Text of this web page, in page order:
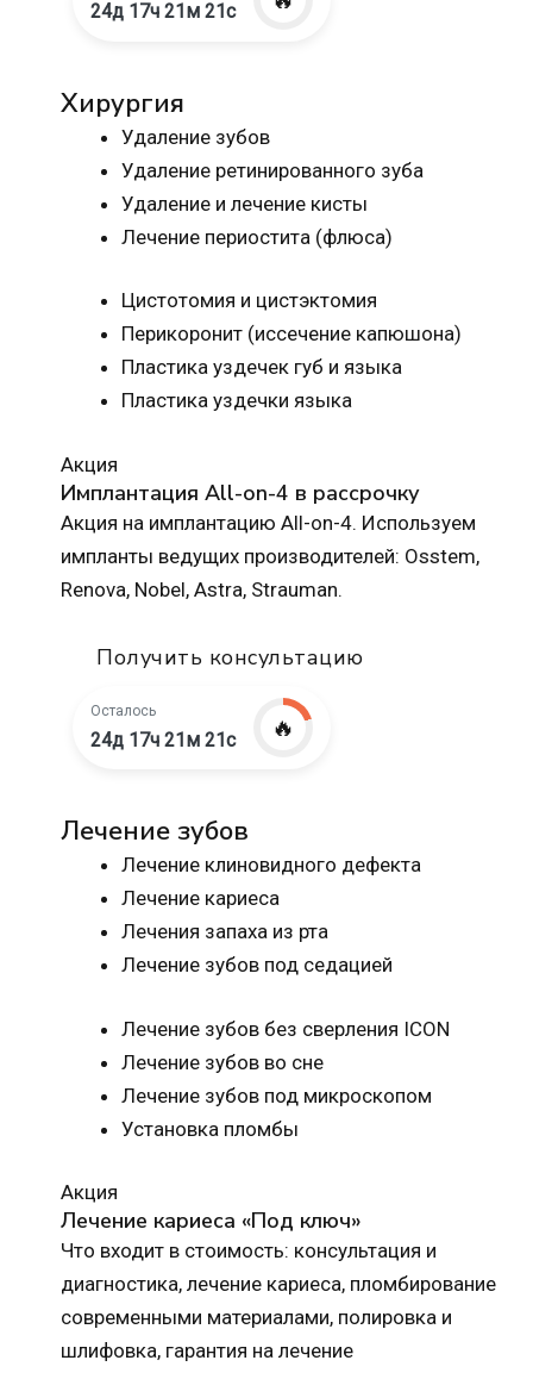
24д 17ч 21м 20с
Хирургия
Удаление зубов
Удаление ретинированного зуба
Удаление и лечение кисты
Лечение периостита (флюса)
Цистотомия и цистэктомия
Перикоронит (иссечение капюшона)
Пластика уздечек губ и языка
Пластика уздечки языка
Акция
Имплантация All-on-4 в рассрочку
Акция на имплантацию All-on-4. Используем
импланты ведущих производителей: Osstem,
Renova, Nobel, Astra, Strauman.
Получить консультацию
Осталось
24д 17ч 21м 20с 🔥
Лечение зубов
Лечение клиновидного дефекта
Лечение кариеса
Лечения запаха из рта
Лечение зубов под седацией
Лечение зубов без сверления ICON
Лечение зубов во сне
Лечение зубов под микроскопом
Установка пломбы
Акция
Лечение кариеса «Под ключ»
Что входит в стоимость: консультация и
диагностика, лечение кариеса, пломбирование
современными материалами, полировка и
шлифовка, гарантия на лечение